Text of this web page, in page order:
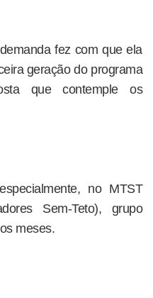
fez com que ela
geração do programa
que contemple os
no MTST
Sem-Teto), grupo
meses.